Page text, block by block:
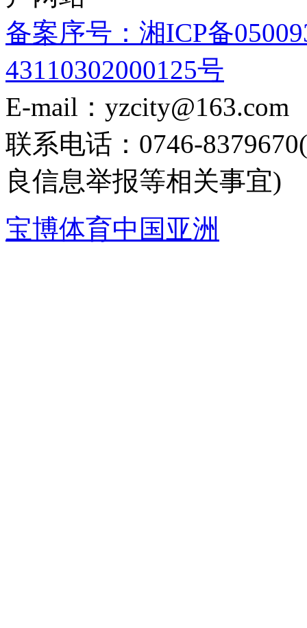
备案序号：湘ICP备
43110302000125号
E-mail：yzcity@163.com
联系电话：0746-
良信息举报等相关事宜)
宝博体育中国亚洲